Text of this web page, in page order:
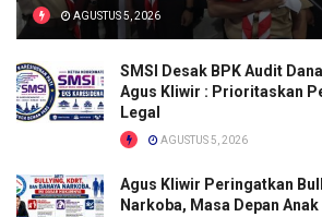
AGUSTUS 5, 2026
SMSI Desak BPK Audit
Agus Kliwir : Prioritaskan
Legal
AGUSTUS 5, 2026
Agus Kliwir Peringatkan
Narkoba, Masa Depan